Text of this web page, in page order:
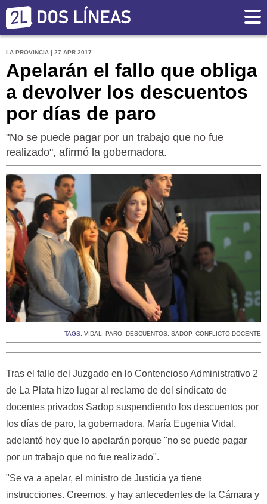
LA PROVINCIA | 27 APR 2017
Apelarán el fallo que obliga
a devolver los descuentos
por días de paro
"No se puede pagar por un trabajo que no fue
realizado", afirmó la gobernadora.
TAGS: VIDAL, PARO, DESCUENTOS, SADOP, CONFLICTO DOCENTE
Tras el fallo del Juzgado en lo Contencioso Administrativo 2
de La Plata hizo lugar al reclamo de del sindicato de
docentes privados Sadop suspendiendo los descuentos por
los días de paro, la gobernadora, María Eugenia Vidal,
adelantó hoy que lo apelarán porque "no se puede pagar
por un trabajo que no fue realizado".
"Se va a apelar, el ministro de Justicia ya tiene
instrucciones. Creemos, y hay antecedentes de la Cámara y